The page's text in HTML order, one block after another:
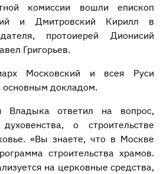
комиссии вошли епископ
и Дмитровский Кирилл в
протоиерей Дионисий
Григорьев.
Московский и всея Руси
основным докладом.
Владыка ответил на вопрос,
о строительстве
«Вы знаете, что в Москве
строительства храмов.
на церковные средства,